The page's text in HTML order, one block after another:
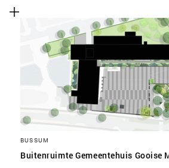
BUSSUM
Buitenruimte Gemeentehuis Gooise